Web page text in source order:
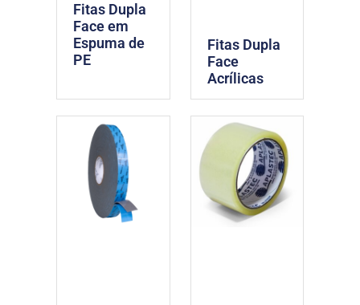
Fitas Dupla
Face em
Espuma de
PE
Fitas Dupla
Face
Acrílicas